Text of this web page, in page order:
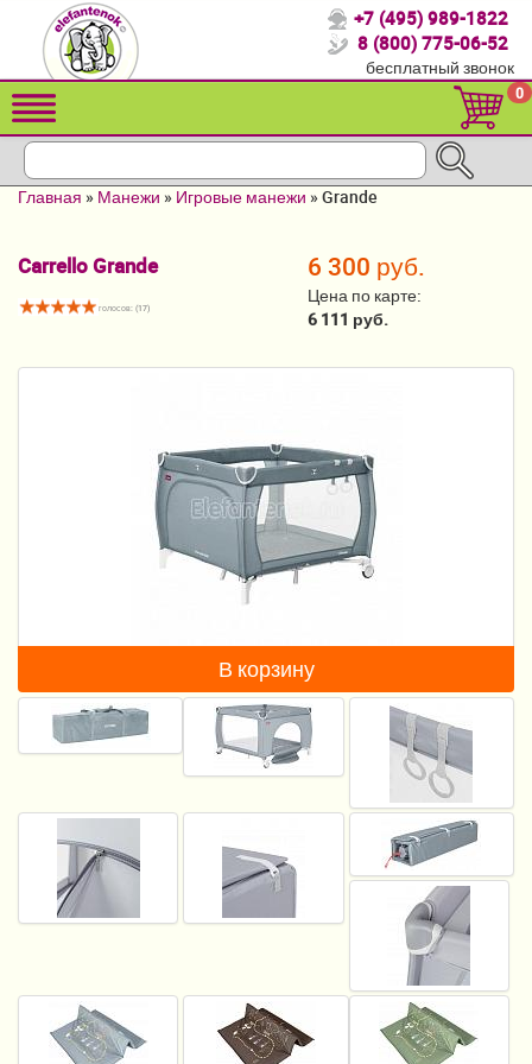
Спасибо, что выбрали нас!
Распродажа!
Детские коляски
Кровати для детей от 2-3 лет
Конверты, муфты
Детский транспорт
Мебель и аксессуары
Постельные принадлежности
Качели, шезлонги
Манежи
Ходунки и прыгунки
Игры и развитие
Сумки для мам и детей
Кенгуру и слинги
+7 (495) 989-1822
8 (800) 775-06-52
бесплатный звонок
0
Главная » Манежи » Игровые манежи »Grande
Carrello Grande
голосов: (17)
6 300 руб.
Цена по карте:
6 111 руб.
В корзину